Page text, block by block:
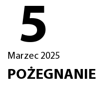
5
Marzec 2025
POŻEGNANIE